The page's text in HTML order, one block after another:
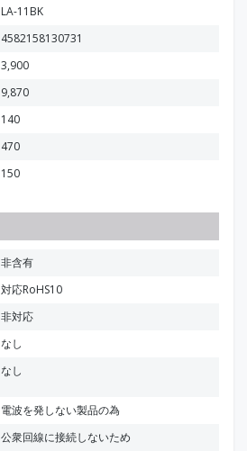
LA-11BK
4582158130731
3,900
9,870
140
470
150
非含有
対応RoHS10
非対応
なし
なし
電波を発しない製品の為
公衆回線に接続しないため